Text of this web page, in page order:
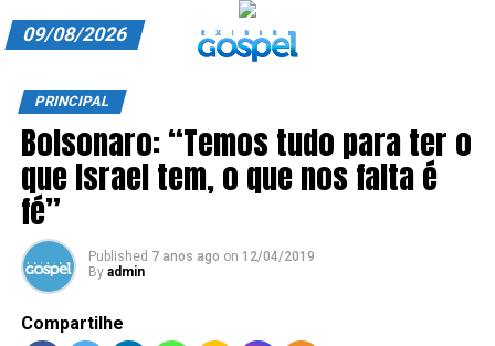
ANUNCIE CONOSCO
ASSINE
CARRINHO
EDITORIAL
ENTREVISTAS
09/08/2026
PRINCIPAL
Bolsonaro: “Temos tudo para ter o
que Israel tem, o que nos falta é
fé”
Published 7 anos ago on 12/04/2019
By admin
Compartilhe